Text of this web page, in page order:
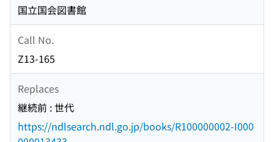
国立国会図書館
Call No.
Z13-165
Replaces
継続前 : 世代
https://ndlsearch.ndl.go.jp/books/R100000002-I000